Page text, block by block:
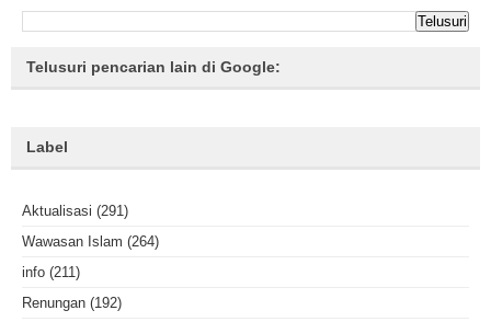
Telusuri pencarian lain di Google:
Label
Aktualisasi (291)
Wawasan Islam (264)
info (211)
Renungan (192)